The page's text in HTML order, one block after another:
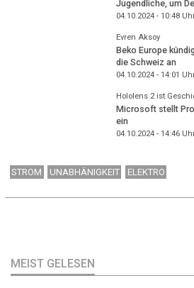
Jugendliche, um
04.10.2024 - 10:48
Evren Aksoy
Beko Europe
die Schweiz an
04.10.2024 - 14:01
Hololens 2 ist
Microsoft stellt
ein
04.10.2024 - 14:46
STROM UNABHÄNIGKEIT ELEKTRO
MEIST GELESEN